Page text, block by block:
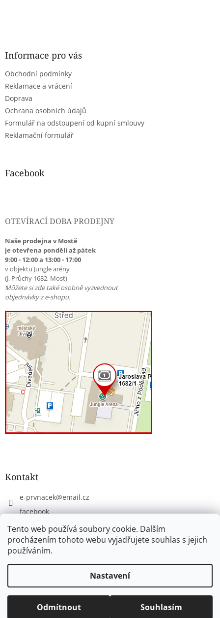
Tento web používá soubory cookie. Dalším
procházením tohoto webu vyjadřujete souhlas s jejich
používáním.
Nastavení
Odmítnout Souhlasím
Z
Informace pro vás
Obchodní podmínky
Reklamace a vrácení
Doprava
Ochrana osobních údajů
Formulář na odstoupení od kupní smlouvy
Reklamační formulář
Facebook
OTEVÍRACÍ DOBA PRODEJNY
Naše prodejna v Mostě
je otevřena pondělí až pátek
9:00 - 12:00 a 13:00 - 17:00
v objektu Jungle arény
(J. Průchy 1682, Most)
Můžete si zde také osobně vyzvednout
objednávky z e-shopu.
Kontakt
e-prvnacek@email.cz
facebook
eprvnacek
www.e-prvnacek.cz